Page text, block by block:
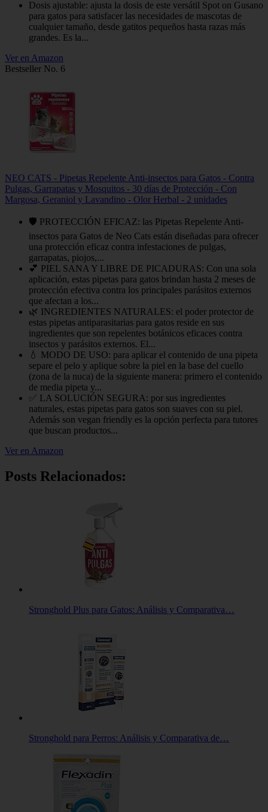
Dosis ajustable: ajusta la dosis de este versátil Spot on Gusano
para gatos para satisfacer las necesidades de mascotas de
cualquier tamaño, desde gatitos pequeños hasta razas más
grandes. Es la...
Ver en Amazon
Bestseller No. 6
NEO CATS - Pipetas Repelente Anti-insectos para Gatos - Contra
Pulgas, Garrapatas y Mosquitos - 30 días de Protección - Con
Margosa, Geraniol y Lavandino - Olor Herbal - 2 unidades
🛡️ PROTECCIÓN EFICAZ: las Pipetas Repelente Anti-
insectos para Gatos de Neo Cats están diseñadas para ofrecer
una protección eficaz contra infestaciones de pulgas,
garrapatas, piojos,...
💕 PIEL SANA Y LIBRE DE PICADURAS: Con una sola
aplicación, estas pipetas para gatos brindan hasta 2 meses de
protección efectiva contra los principales parásitos externos
que afectan a los...
🌿 INGREDIENTES NATURALES: el poder protector de
estas pipetas antiparasitarias para gatos reside en sus
ingredientes que son repelentes botánicos eficaces contra
insectos y parásitos externos. El...
💧 MODO DE USO: para aplicar el contenido de una pipeta
separe el pelo y aplique sobre la piel en la base del cuello
(zona de la nuca) de la siguiente manera: primero el contenido
de media pipeta y...
✅ LA SOLUCIÓN SEGURA: por sus ingredientes
naturales, estas pipetas para gatos son suaves con su piel.
Además son vegan friendly es la opción perfecta para tutores
que buscan productos...
Ver en Amazon
Posts Relacionados:
Stronghold Plus para Gatos: Análisis y Comparativa…
Stronghold para Perros: Análisis y Comparativa de…